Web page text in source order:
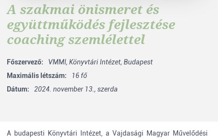
A szakmai önismeret és
együttműködés fejlesztése
coaching szemlélettel
Főszervező: VMMI, Könyvtári Intézet, Budapest
Maximális létszám:
16 fő
Dátum:
2024. november 13., szerda
A budapesti Könyvtári Intézet, a Vajdasági Magyar Művelődési